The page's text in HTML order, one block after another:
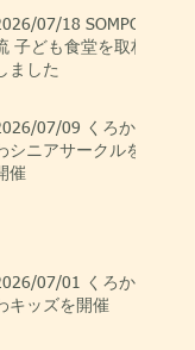
07/18 SOMPO
子ども食堂を取材
ました
07/09 くろか
シニアサークルを
催
07/01 くろか
キッズを開催